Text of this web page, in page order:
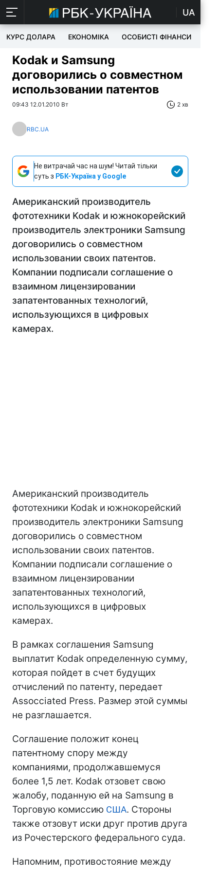
UA
КУРС ДОЛАРА ЕКОНОМІКА ОСОБИСТІ ФІНАНСИ
Kodak и Samsung
договорились о совместном
использовании патентов
09:43 12.01.2010 Вт 2 хв
RBC.UA
Не витрачай час на шум! Читай тільки
суть з РБК-Україна у Google
Американский производитель
фототехники Kodak и южнокорейский
производитель электроники Samsung
договорились о совместном
использовании своих патентов.
Компании подписали соглашение о
взаимном лицензировании
запатентованных технологий,
использующихся в цифровых
камерах.
Американский производитель
фототехники Kodak и южнокорейский
производитель электроники Samsung
договорились о совместном
использовании своих патентов.
Компании подписали соглашение о
взаимном лицензировании
запатентованных технологий,
использующихся в цифровых
камерах.
В рамках соглашения Samsung
выплатит Kodak определенную сумму,
которая пойдет в счет будущих
отчислений по патенту, передает
Assocciated Press. Размер этой суммы
не разглашается.
Соглашение положит конец
патентному спору между
компаниями, продолжавшемуся
более 1,5 лет. Kodak отзовет свою
жалобу, поданную ей на Samsung в
Торговую комиссию США. Стороны
также отзовут иски друг против друга
из Рочестерского федерального суда.
Напомним, противостояние между